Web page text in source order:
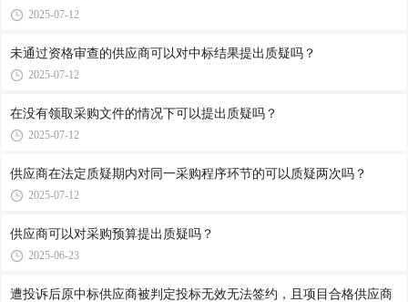
2025-07-12
未通过资格审查的供应商可以对中标结果提出质疑吗？
2025-07-12
在没有领取采购文件的情况下可以提出质疑吗？
2025-07-12
供应商在法定质疑期内对同一采购程序环节的可以质疑两次吗？
2025-07-12
供应商可以对采购预算提出质疑吗？
2025-06-23
遭投诉后原中标供应商被判定投标无效无法签约，且项目合格供应商